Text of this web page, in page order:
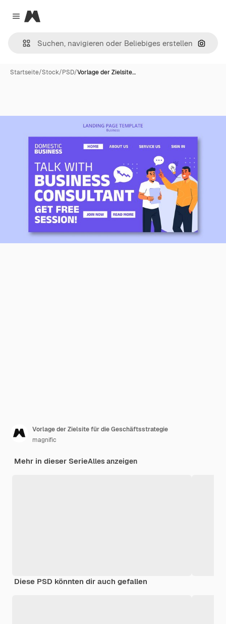
Close menu
Magnific
Nach
Startseite/Stock/PSD/Vorlage der Zielsite…
Vorlage der Zielsite für die Geschäftsstrategie
magnific
Mehr in dieser SerieAlles anzeigen
Diese PSD könnten dir auch gefallen